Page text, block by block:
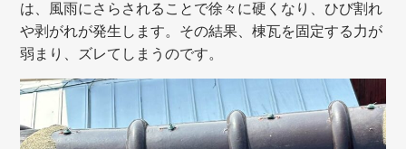
は、風雨にさらされることで徐々に硬くなり、ひび割れ
や剥がれが発生します。その結果、棟瓦を固定する力が
弱まり、ズレてしまうのです。